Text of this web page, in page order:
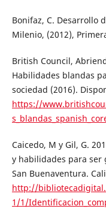
Bonifaz, C. Desarrollo
Milenio, (2012),
British Council,
Habilidades blandas
sociedad (2016).
https://
Caicedo, M y Gil, G.
y habilidades para ser
San Buenaventura.
http://
1/1/